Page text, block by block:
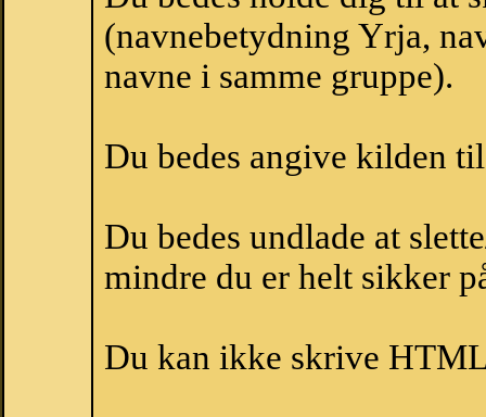
(navnebetydning Yrja,
navne i samme gruppe).
Du bedes angive kilden
Du bedes undlade at
mindre du er helt sikker
Du kan ikke skrive